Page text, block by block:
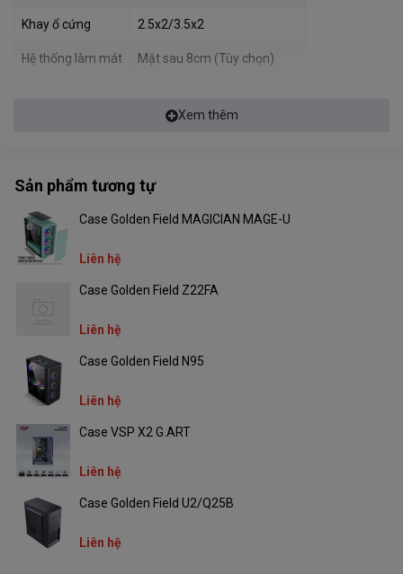
Khay ổ cứng 2.5x2/3.5x2
Hệ thống làm mát Mặt sau 8cm (Tùy chọn)
SPCC 0.06mm
Xem thêm
Sản phẩm tương tự
Case Golden Field MAGICIAN MAGE-U
Liên hệ
Case Golden Field Z22FA
Liên hệ
Case Golden Field N95
Liên hệ
Case VSP X2 G.ART
Liên hệ
Case Golden Field U2/Q25B
Liên hệ